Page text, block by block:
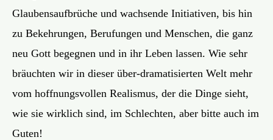
Glaubensaufbrüche und wachsende Initiativen, bis hin
zu Bekehrungen, Berufungen und Menschen, die ganz
neu Gott begegnen und in ihr Leben lassen. Wie sehr
bräuchten wir in dieser über-dramatisierten Welt mehr
vom hoffnungsvollen Realismus, der die Dinge sieht,
wie sie wirklich sind, im Schlechten, aber bitte auch im
Guten!